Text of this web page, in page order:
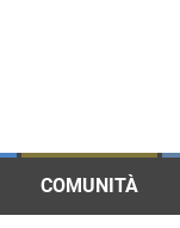
COMUNITÀ